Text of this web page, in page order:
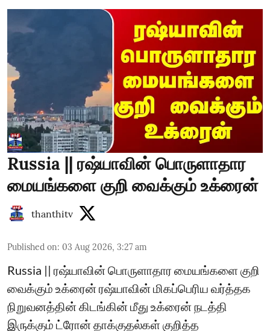
Russia || ரஷ்யாவின் பொருளாதார
மையங்களை குறி வைக்கும் உக்ரைன்
thanthitv
Published on: 03 Aug 2026, 3:27 am
Russia || ரஷ்யாவின் பொருளாதார மையங்களை குறி
வைக்கும் உக்ரைன் ரஷ்யாவின் மிகப்பெரிய வர்த்தக
நிறுவனத்தின் கிடங்கின் மீது உக்ரைன் நடத்தி
இருக்கும் ட்ரோன் தாக்குதல்கள் குறித்த